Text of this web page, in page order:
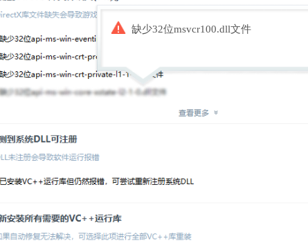
缺少32位msvcr100.dll文件